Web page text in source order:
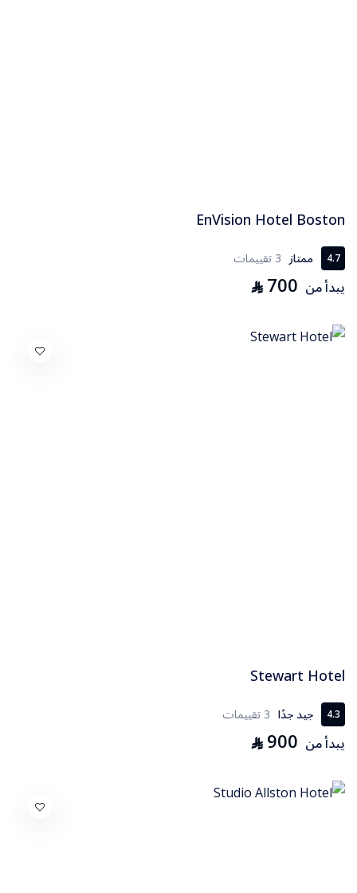
EnVision Hotel Boston
4.7 ممتاز 3 تقييمات
يبدأ من 700
⃁
Stewart Hotel
4.3 جيد جدًا 3 تقييمات
يبدأ من 900
⃁